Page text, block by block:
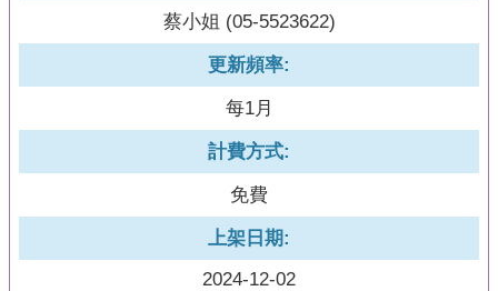
蔡小姐 (05-5523622)
更新頻率:
每1月
計費方式:
免費
上架日期:
2024-12-02